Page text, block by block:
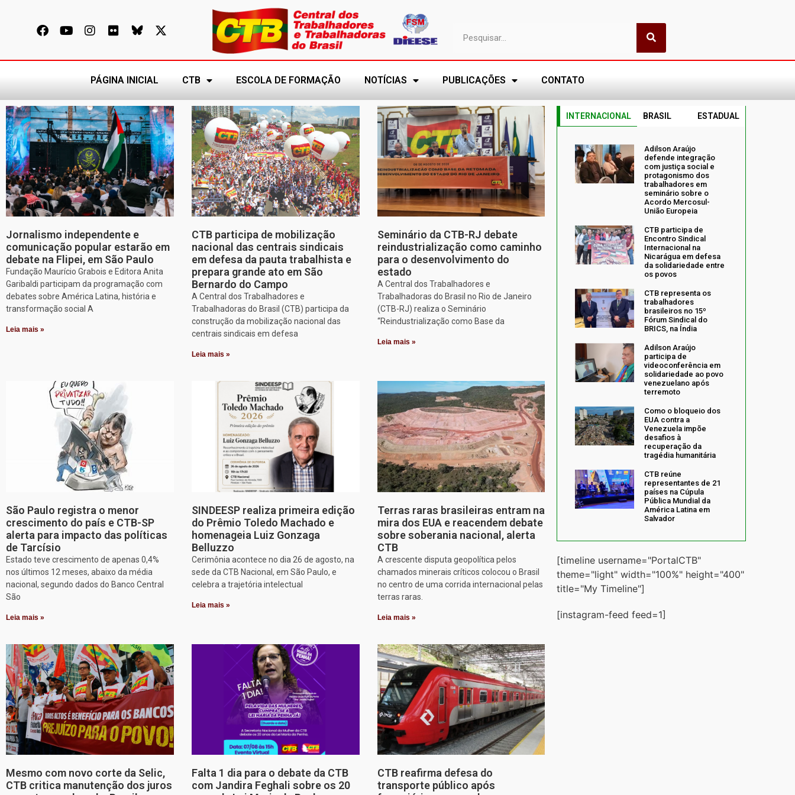
PÁGINA INICIAL CTB ESCOLA DE FORMAÇÃO NOTÍCIAS PUBLICAÇÕES CONTATO
Jornalismo independente e
comunicação popular estarão em
debate na Flipei, em São Paulo
Fundação Maurício Grabois e Editora Anita
Garibaldi participam da programação com
debates sobre América Latina, história e
transformação social A
Leia mais »
CTB participa de mobilização
nacional das centrais sindicais
em defesa da pauta trabalhista e
prepara grande ato em São
Bernardo do Campo
A Central dos Trabalhadores e
Trabalhadoras do Brasil (CTB) participa da
construção da mobilização nacional das
centrais sindicais em defesa
Leia mais »
Seminário da CTB-RJ debate
reindustrialização como caminho
para o desenvolvimento do
estado
A Central dos Trabalhadores e
Trabalhadoras do Brasil no Rio de Janeiro
(CTB-RJ) realiza o Seminário
“Reindustrialização como Base da
Leia mais »
São Paulo registra o menor
crescimento do país e CTB-SP
alerta para impacto das políticas
de Tarcísio
Estado teve crescimento de apenas 0,4%
nos últimos 12 meses, abaixo da média
nacional, segundo dados do Banco Central
São
Leia mais »
SINDEESP realiza primeira edição
do Prêmio Toledo Machado e
homenageia Luiz Gonzaga
Belluzzo
Cerimônia acontece no dia 26 de agosto, na
sede da CTB Nacional, em São Paulo, e
celebra a trajetória intelectual
Leia mais »
Terras raras brasileiras entram na
mira dos EUA e reacendem debate
sobre soberania nacional, alerta
CTB
A crescente disputa geopolítica pelos
chamados minerais críticos colocou o Brasil
no centro de uma corrida internacional pelas
terras raras.
Leia mais »
Mesmo com novo corte da Selic,
CTB critica manutenção dos juros
Falta 1 dia para o debate da CTB
com Jandira Feghali sobre os 20
CTB reafirma defesa do
transporte público após
INTERNACIONAL BRASIL ESTADUAL
Adilson Araújo
defende integração
com justiça social e
protagonismo dos
trabalhadores em
seminário sobre o
Acordo Mercosul-
União Europeia
CTB participa de
Encontro Sindical
Internacional na
Nicarágua em defesa
da solidariedade entre
os povos
CTB representa os
trabalhadores
brasileiros no 15º
Fórum Sindical do
BRICS, na Índia
Adilson Araújo
participa de
videoconferência em
solidariedade ao povo
venezuelano após
terremoto
Como o bloqueio dos
EUA contra a
Venezuela impõe
desafios à
recuperação da
tragédia humanitária
CTB reúne
representantes de 21
países na Cúpula
Pública Mundial da
América Latina em
Salvador
[timeline username="PortalCTB"
theme="light" width="100%" height="400"
title="My Timeline"]
[instagram-feed feed=1]